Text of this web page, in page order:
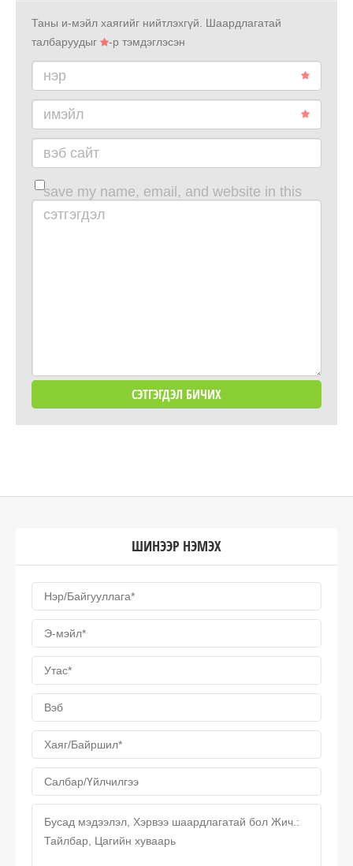
Таны и-мэйл хаягийг нийтлэхгүй.
Шаардлагатай
талбаруудыг
-р тэмдэглэсэн
нэр
имэйл
вэб сайт
save my name, email, and website in this
browser for the next time i comment.
сэтгэгдэл
ШИНЭЭР НЭМЭХ